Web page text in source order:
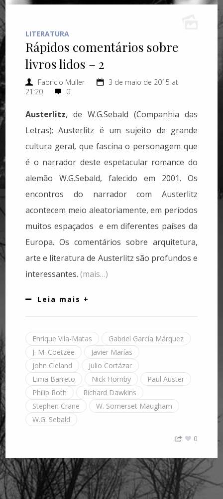
LITERATURA
Rápidos comentários sobre
livros lidos – 2
Fabricio Muller
3 de maio de 2015 at
21:20
0
Austerlitz, de W.G.Sebald (Companhia das
Letras): Austerlitz é um sujeito de grande
cultura geral, que fascina o personagem que
é o narrador deste espetacular romance do
alemão W.G.Sebald, falecido em 2001. Os
encontros do narrador com Austerlitz
acontecem meio aleatoriamente, em períodos
muitos espaçados e em diferentes países da
Europa. Os comentários sobre arquitetura,
arte e literatura de Austerlitz são profundos e
interessantes.(mais…)
Leia mais +
Enrique Vila-Matas
Gabriel García Márquez
J. M. Coetzee
Javier Marías
John Cleland
Julio Cortázar
Lima Barreto
Nick Hornby
Paul Auster
Philip Roth
Richard Dawkins
Stephen Crane
W. Somerset Maugham
W.G. Sebald
0